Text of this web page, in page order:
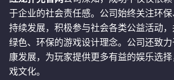
于企业的社会责任感。公司始终关注环
持续发展，积极参与社会各类公益活动
绿色、环保的游戏设计理念。公司还致
康发展，为玩家提供更多有益的娱乐选
戏文化。